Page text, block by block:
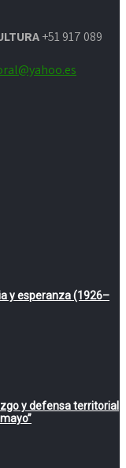
+51 917 089
y esperanza (1926–
y defensa territorial